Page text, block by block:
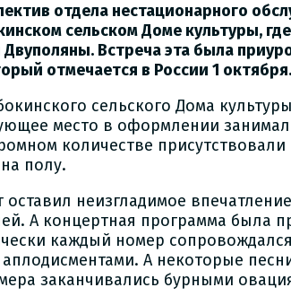
отдела нестационарного
сельском Доме культуры,
Двуполяны. Встреча эта была
отмечается в России 1 октября.
сельского Дома
место в оформлении
количестве присутствовали
полу.
неизгладимое
А концертная программа была
каждый номер сопровождался
А некоторые
заканчивались бурными